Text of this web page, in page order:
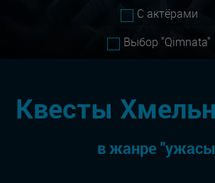
С актёрами
Выбор "Qimnata"
Квесты
в жанре